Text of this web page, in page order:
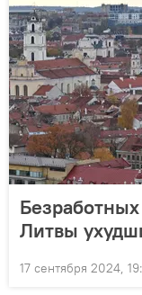
Литвы
17 сентября 2024,